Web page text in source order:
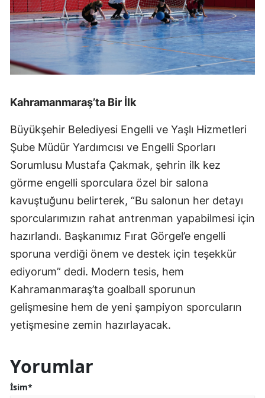
Kahramanmaraş’ta Bir İlk
Büyükşehir Belediyesi Engelli ve Yaşlı Hizmetleri
Şube Müdür Yardımcısı ve Engelli Sporları
Sorumlusu Mustafa Çakmak, şehrin ilk kez
görme engelli sporculara özel bir salona
kavuştuğunu belirterek, “Bu salonun her detayı
sporcularımızın rahat antrenman yapabilmesi için
hazırlandı. Başkanımız Fırat Görgel’e engelli
sporuna verdiği önem ve destek için teşekkür
ediyorum” dedi. Modern tesis, hem
Kahramanmaraş’ta goalball sporunun
gelişmesine hem de yeni şampiyon sporcuların
yetişmesine zemin hazırlayacak.
Yorumlar
İsim*